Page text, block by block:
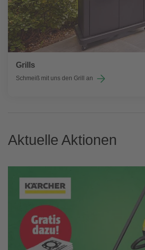
Grills
Schmeiß mit uns den Grill an
Aktuelle Aktionen